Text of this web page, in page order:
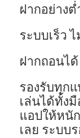
ฝากอย่าง
ระบบเร็ว
ฝากถอนไ
รองรับทุก
เล่นได้ทั้ง
แอปให้หนั
เลย ระบบ